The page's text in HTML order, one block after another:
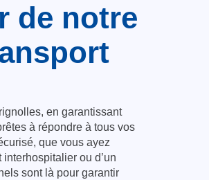
de notre
en garantissant
à répondre à tous vos
que vous ayez
interhospitalier ou d’un
sont là pour garantir